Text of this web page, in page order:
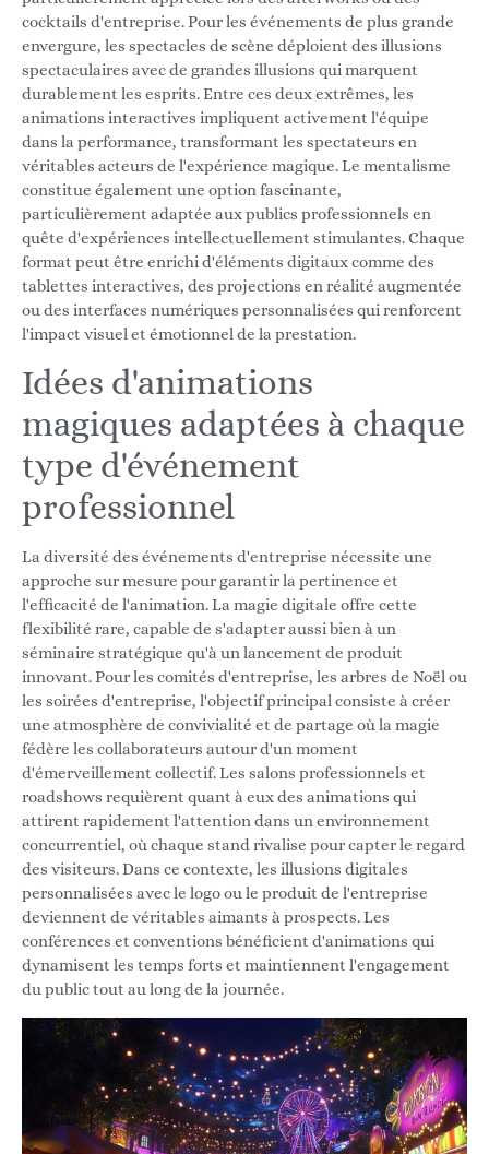
cocktails d'entreprise. Pour les événements de plus grande
envergure, les spectacles de scène déploient des illusions
spectaculaires avec de grandes illusions qui marquent
durablement les esprits. Entre ces deux extrêmes, les
animations interactives impliquent activement l'équipe
dans la performance, transformant les spectateurs en
véritables acteurs de l'expérience magique. Le mentalisme
constitue également une option fascinante,
particulièrement adaptée aux publics professionnels en
quête d'expériences intellectuellement stimulantes. Chaque
format peut être enrichi d'éléments digitaux comme des
tablettes interactives, des projections en réalité augmentée
ou des interfaces numériques personnalisées qui renforcent
l'impact visuel et émotionnel de la prestation.
Idées d'animations
magiques adaptées à chaque
type d'événement
professionnel
La diversité des événements d'entreprise nécessite une
approche sur mesure pour garantir la pertinence et
l'efficacité de l'animation. La magie digitale offre cette
flexibilité rare, capable de s'adapter aussi bien à un
séminaire stratégique qu'à un lancement de produit
innovant. Pour les comités d'entreprise, les arbres de Noël ou
les soirées d'entreprise, l'objectif principal consiste à créer
une atmosphère de convivialité et de partage où la magie
fédère les collaborateurs autour d'un moment
d'émerveillement collectif. Les salons professionnels et
roadshows requièrent quant à eux des animations qui
attirent rapidement l'attention dans un environnement
concurrentiel, où chaque stand rivalise pour capter le regard
des visiteurs. Dans ce contexte, les illusions digitales
personnalisées avec le logo ou le produit de l'entreprise
deviennent de véritables aimants à prospects. Les
conférences et conventions bénéficient d'animations qui
dynamisent les temps forts et maintiennent l'engagement
du public tout au long de la journée.